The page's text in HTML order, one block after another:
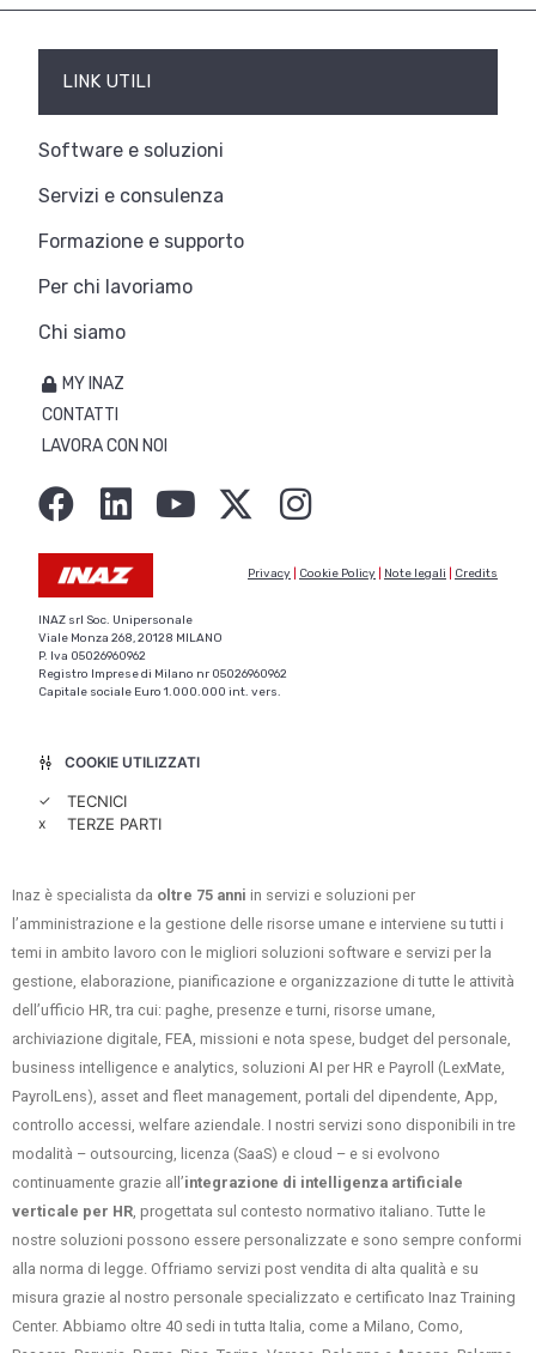
LINK UTILI
Software e soluzioni
Servizi e consulenza
Formazione e supporto
Per chi lavoriamo
Chi siamo
MY INAZ
CONTATTI
LAVORA CON NOI
Privacy Cookie Policy Note legali Credits
INAZ srl Soc. Unipersonale
Viale Monza 268, 20128 MILANO
P. Iva 05026960962
Registro Imprese di Milano nr 05026960962
Capitale sociale Euro 1.000.000 int. vers.
COOKIE UTILIZZATI
✓ TECNICI
x TERZE PARTI
Inaz è specialista da oltre 75 anni in servizi e soluzioni per
l’amministrazione e la gestione delle risorse umane e interviene su tutti i
temi in ambito lavoro con le migliori soluzioni software e servizi per la
gestione, elaborazione, pianificazione e organizzazione di tutte le attività
dell’ufficio HR, tra cui: paghe, presenze e turni, risorse umane,
archiviazione digitale, FEA, missioni e nota spese, budget del personale,
business intelligence e analytics, soluzioni AI per HR e Payroll (LexMate,
PayrolLens), asset and fleet management, portali del dipendente, App,
controllo accessi, welfare aziendale. I nostri servizi sono disponibili in tre
modalità – outsourcing, licenza (SaaS) e cloud – e si evolvono
continuamente grazie all’integrazione di intelligenza artificiale
verticale per HR , progettata sul contesto normativo italiano. Tutte le
nostre soluzioni possono essere personalizzate e sono sempre conformi
alla norma di legge. Offriamo servizi post vendita di alta qualità e su
misura grazie al nostro personale specializzato e certificato Inaz Training
Center. Abbiamo oltre 40 sedi in tutta Italia, come a Milano, Como,